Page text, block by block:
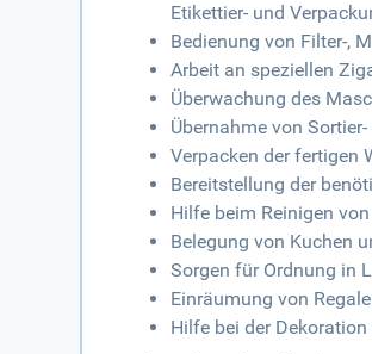
Etikettier- und
Bedienung von Filter-,
Arbeit an speziellen
Überwachung des
Übernahme von
Verpacken der fertigen
Bereitstellung der
Hilfe beim Reinigen
Belegung von Kuchen
Sorgen für Ordnung in
Einräumung von
Hilfe bei der